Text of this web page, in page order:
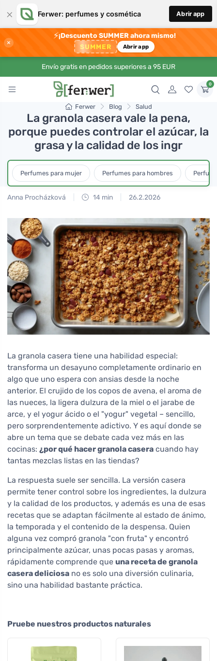
× Ferwer: perfumes y cosmética Abrir app
×
⚡¡Descuento SUMMER ahora mismo!
SUMMER Abrir app
Envío gratis en pedidos superiores a 95 EUR
0
Ferwer Blog Salud
La granola casera vale la pena,
porque puedes controlar el azúcar, la
grasa y la calidad de los ingr
Perfumes para mujer Perfumes para hombres
Anna Procházková 14 min 26.2.2026
La granola casera tiene una habilidad especial:
transforma un desayuno completamente ordinario en
algo que uno espera con ansias desde la noche
anterior. El crujido de los copos de avena, el aroma de
las nueces, la ligera dulzura de la miel o el jarabe de
arce, y el yogur ácido o el "yogur" vegetal – sencillo,
pero sorprendentemente adictivo. Y es aquí donde se
abre un tema que se debate cada vez más en las
cocinas: ¿por qué hacer granola casera cuando hay
tantas mezclas listas en las tiendas?
La respuesta suele ser sencilla. La versión casera
permite tener control sobre los ingredientes, la dulzura
y la calidad de los productos, y además es una de esas
recetas que se adaptan fácilmente al estado de ánimo,
la temporada y el contenido de la despensa. Quien
alguna vez compró granola "con fruta" y encontró
principalmente azúcar, unas pocas pasas y aromas,
rápidamente comprende que una receta de granola
casera deliciosa no es solo una diversión culinaria,
sino una habilidad bastante práctica.
Pruebe nuestros productos naturales